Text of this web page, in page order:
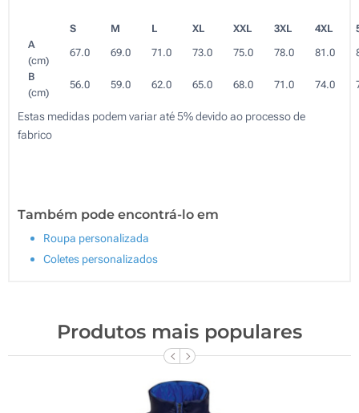
S M L XL XXL 3XL 4XL
A
(cm)
67.0 69.0 71.0 73.0 75.0 78.0 81.0
B
(cm)
56.0 59.0 62.0 65.0 68.0 71.0 74.0
Estas medidas podem variar até 5% devido ao processo de
fabrico
Também pode encontrá-lo em
Roupa personalizada
Coletes personalizados
Produtos mais populares